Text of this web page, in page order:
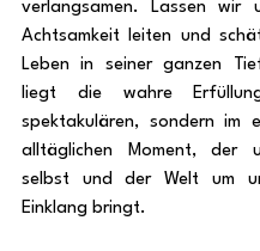
verlangsamen. Lassen wir
Achtsamkeit leiten und
Leben in seiner ganzen
liegt die wahre
spektakulären, sondern im
alltäglichen Moment, der
selbst und der Welt um
Einklang bringt.